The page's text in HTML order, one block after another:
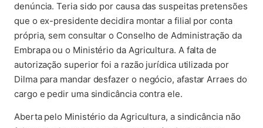
denúncia. Teria sido por causa das suspeitas pretensões
que o ex-presidente decidira montar a filial por conta
própria, sem consultar o Conselho de Administração da
Embrapa ou o Ministério da Agricultura. A falta de
autorização superior foi a razão jurídica utilizada por
Dilma para mandar desfazer o negócio, afastar Arraes do
cargo e pedir uma sindicância contra ele.
Aberta pelo Ministério da Agricultura, a sindicância não